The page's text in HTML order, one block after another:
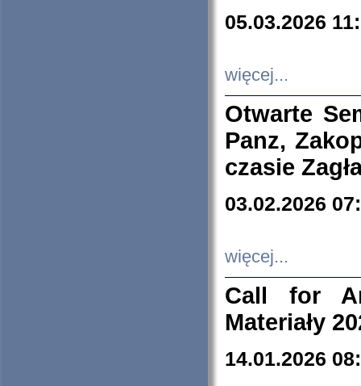
05.03.2026
więcej...
Otwarte
Panz,
czasie
03.02.2026
więcej...
Call for
Materiały
14.01.2026